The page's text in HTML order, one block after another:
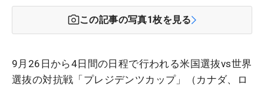
この記事の写真1枚を見る
9月26日から4日間の日程で行われる米国選抜vs世界
選抜の対抗戦「プレジデンツカップ」（カナダ、ロ